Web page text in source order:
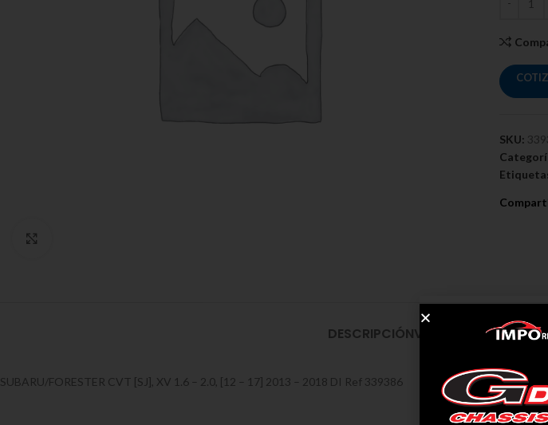
SKU:
DESCRIPCIÓNVALORACIONES (0)
SUBARU/FORESTER CVT [SJ], XV 1.6 – 2.0, [12 – 17] 2013 – 2018 DI Ref 339386